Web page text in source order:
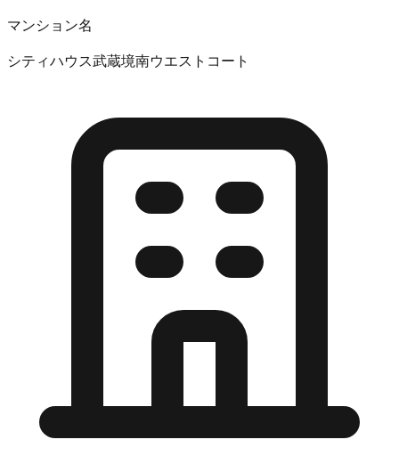
マンション名
シティハウス武蔵境南ウエストコート